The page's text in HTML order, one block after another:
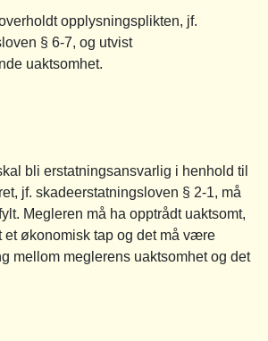
opplysningsplikten, jf.
§ 6-7, og utvist
uaktsomhet.
bli erstatningsansvarlig i henhold til
jf. skadeerstatningsloven § 2-1, må
Megleren må ha opptrådt uaktsomt,
et økonomisk tap og det må være
mellom meglerens uaktsomhet og det